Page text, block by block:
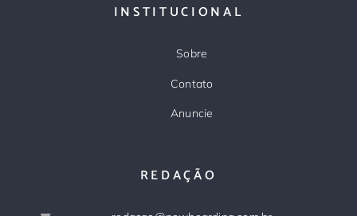
INSTITUCIONAL
Sobre
Contato
Anuncie
REDAÇÃO